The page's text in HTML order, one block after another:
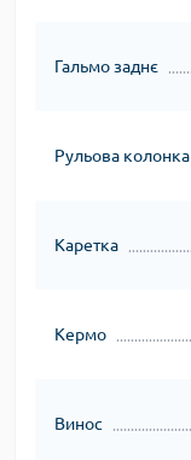
Гальмо заднє
Рульова колонка
Каретка
Кермо
Винос